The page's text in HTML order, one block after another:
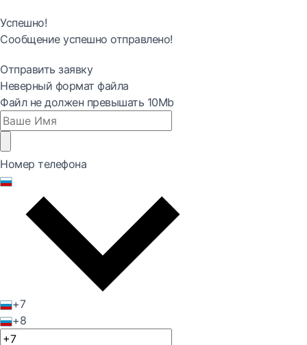
Успешно!
Сообщение успешно отправлено!
Отправить заявку
Неверный формат файла
Файл не должен превышать 10Mb
Номер телефона
+7
+8